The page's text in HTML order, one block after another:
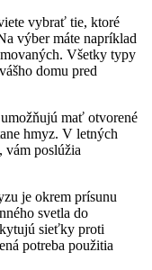
vybrať tie, ktoré
výber máte napríklad
Všetky typy
domu pred
mať otvorené
hmyz. V letných
vám poslúžia
je okrem prísunu
svetla do
sieťky proti
potreba použitia